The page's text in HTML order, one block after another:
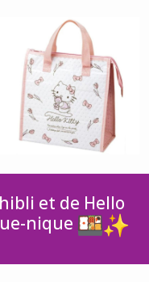
et de Hello
nique